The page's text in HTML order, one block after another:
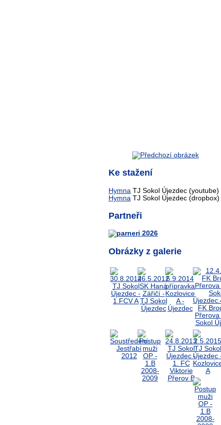
Ke stažení
Hymna TJ Sokol Újezdec (youtube)
Hymna TJ Sokol Újezdec (dropbox)
Partneři
Obrázky z galerie